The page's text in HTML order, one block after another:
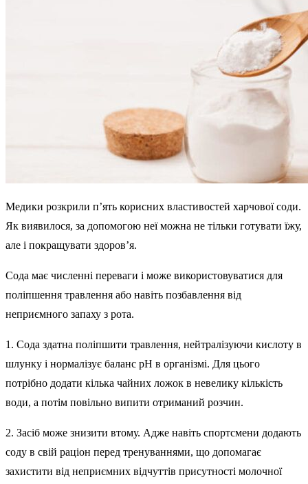
Медики розкрили п’ять корисних властивостей харчової соди.
Як виявилося, за допомогою неї можна не тільки готувати їжу,
але і покращувати здоров’я.
Сода має численні переваги і може використовуватися для
поліпшення травлення або навіть позбавлення від
неприємного запаху з рота.
1. Сода здатна поліпшити травлення, нейтралізуючи кислоту в
шлунку і нормалізує баланс pH в організмі. Для цього
потрібно додати кілька чайних ложок в невелику кількість
води, а потім повільно випити отриманий розчин.
2. Засіб може знизити втому. Адже навіть спортсмени додають
соду в свій раціон перед тренуваннями, що допомагає
захистити від неприємних відчуттів присутності молочної